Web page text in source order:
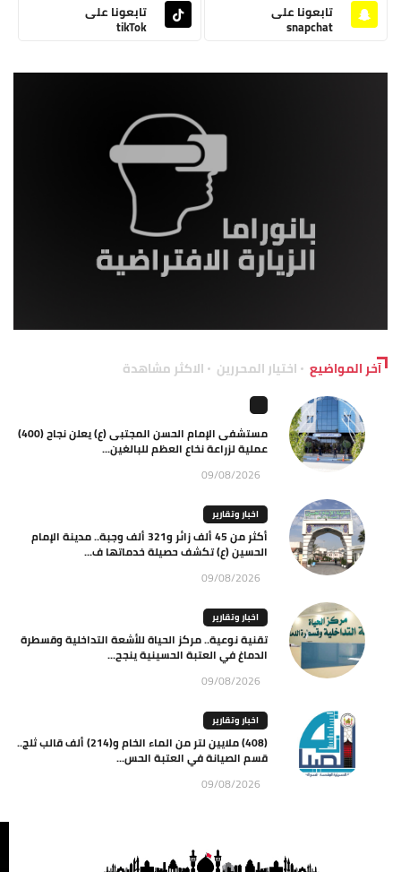
تابعونا على
snapchat
تابعونا على
tikTok
آخر المواضيع اختيار المحررين الاكثر مشاهدة
مستشفى الإمام الحسن المجتبى (ع) يعلن نجاح (400)
عملية لزراعة نخاع العظم للبالغين...
09/08/2026
اخبار وتقارير
أكثر من 45 ألف زائر و321 ألف وجبة.. مدينة الإمام
الحسين (ع) تكشف حصيلة خدماتها ف...
09/08/2026
اخبار وتقارير
تقنية نوعية.. مركز الحياة للأشعة التداخلية وقسطرة
الدماغ في العتبة الحسينية ينجح...
09/08/2026
اخبار وتقارير
(408) ملايين لتر من الماء الخام و(214) ألف قالب ثلج..
قسم الصيانة في العتبة الحس...
09/08/2026